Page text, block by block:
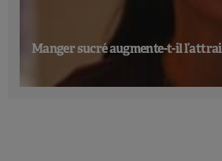
Manger sucré augmente-t-il